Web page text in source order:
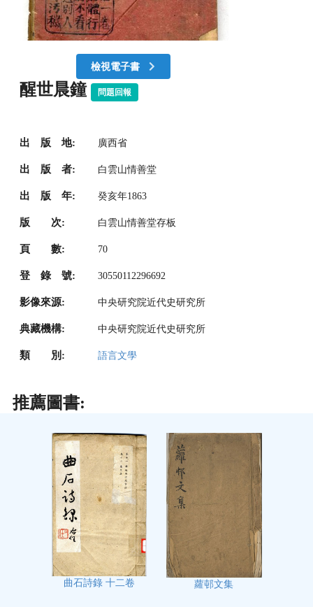
檢視電子書
醒世晨鐘 問題回報
出 版 地: 廣西省
出 版 者: 白雲山情善堂
出 版 年: 癸亥年1863
版 次: 白雲山情善堂存板
頁 數: 70
登 錄 號: 30550112296692
影像來源: 中央研究院近代史研究所
典藏機構: 中央研究院近代史研究所
類 別: 語言文學
推薦圖書:
曲石詩錄 十二卷 蘿邨文集